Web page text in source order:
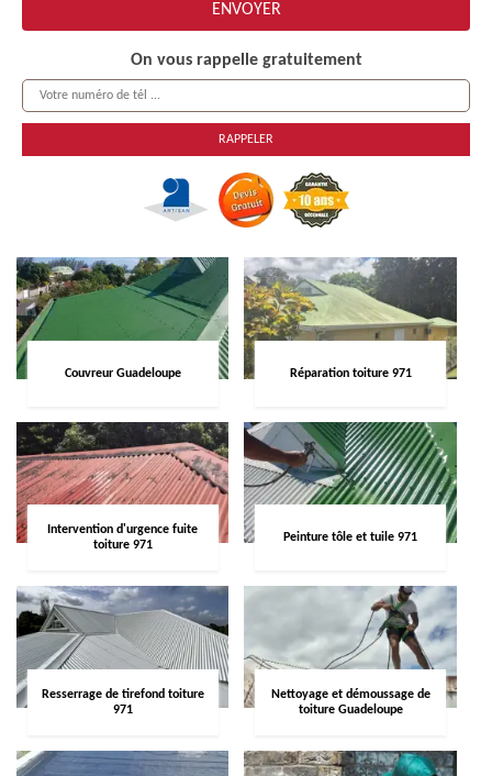
On vous rappelle gratuitement
Couvreur Guadeloupe Réparation toiture 971
Intervention d'urgence fuite
toiture 971
Peinture tôle et tuile 971
Resserrage de tirefond toiture
971
Nettoyage et démoussage de
toiture Guadeloupe